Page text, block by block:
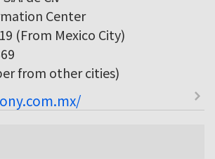
Center
(From Mexico City)
from other cities)